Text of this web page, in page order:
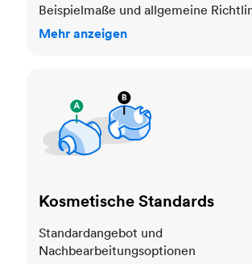
Beispielmaße und allgemeine
Mehr anzeigen
Kosmetische Standards
Standardangebot und
Nachbearbeitungsoptionen